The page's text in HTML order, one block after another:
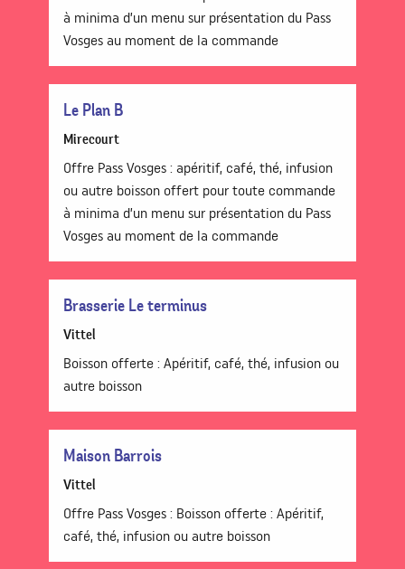
à minima d’un menu sur présentation du Pass
Vosges au moment de la commande
Le Plan B
Mirecourt
Offre Pass Vosges : apéritif, café, thé, infusion
ou autre boisson offert pour toute commande
à minima d’un menu sur présentation du Pass
Vosges au moment de la commande
Brasserie Le terminus
Vittel
Boisson offerte : Apéritif, café, thé, infusion ou
autre boisson
Maison Barrois
Vittel
Offre Pass Vosges : Boisson offerte : Apéritif,
café, thé, infusion ou autre boisson